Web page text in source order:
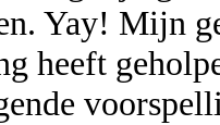
Yay! Mijn
heeft